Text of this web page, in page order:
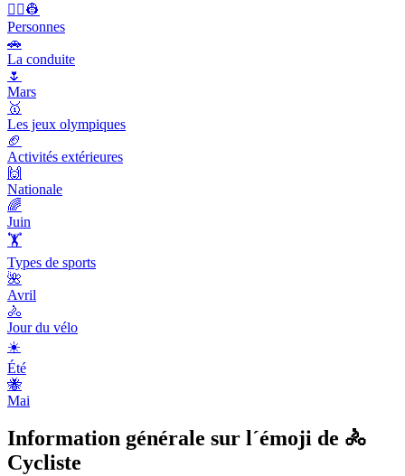
👨‍✈️👷
Personnes
🚗
La conduite
🌷
Mars
🥇
Les jeux olympiques
🏈
Activités extérieures
🙌
Nationale
🌈
Juin
🏋
Types de sports
🌺
Avril
🚴
Jour du vélo
☀️
Été
🐝
Mai
Information générale sur l´émoji de 🚴
Cycliste